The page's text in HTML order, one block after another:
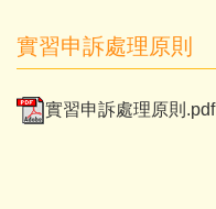
實習申訴處理原則
實習申訴處理原則.pdf